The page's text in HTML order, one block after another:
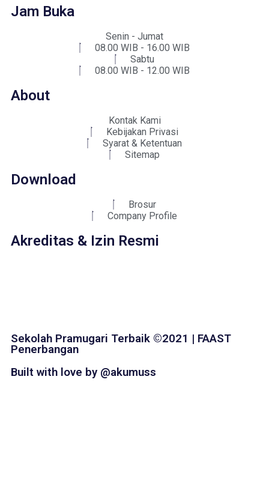
Jam Buka
Senin - Jumat
08.00 WIB - 16.00 WIB
Sabtu
08.00 WIB - 12.00 WIB
About
Kontak Kami
Kebijakan Privasi
Syarat & Ketentuan
Sitemap
Download
Brosur
Company Profile
Akreditas & Izin Resmi
Sekolah Pramugari Terbaik ©2021 | FAAST
Penerbangan
Built with love by @akumuss